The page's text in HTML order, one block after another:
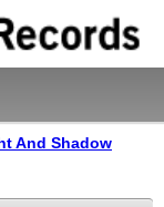
And Shadow